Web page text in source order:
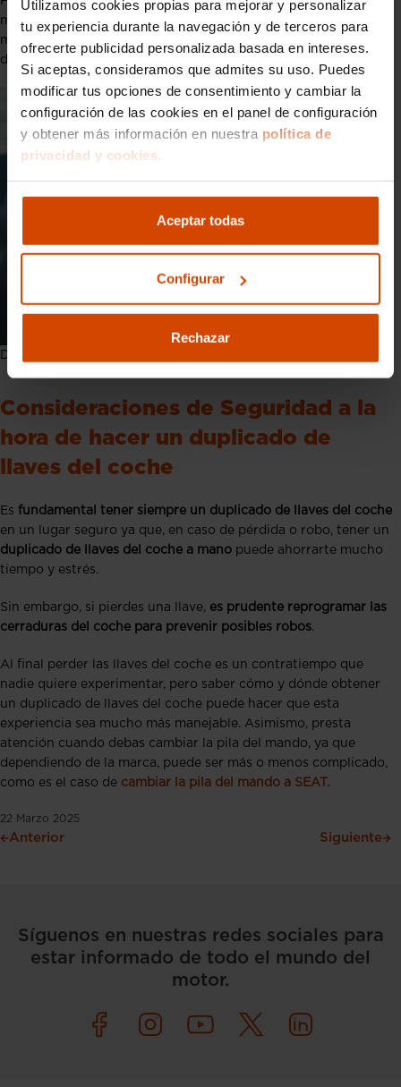
Utilizamos cookies propias para mejorar y personalizar
tu experiencia durante la navegación y de terceros para
ofrecerte publicidad personalizada basada en intereses.
Si aceptas, consideramos que admites su uso. Puedes
modificar tus opciones de consentimiento y cambiar la
configuración de las cookies en el panel de configuración
y obtener más información en nuestra política de
privacidad y cookies.
Aceptar todas
Configurar
Rechazar
método elegido, podrías tener que esperar desde unos pocos
minutos hasta varios días para obtener tu duplicado de llaves
del coche.
Duplicado de llaves del coche
Consideraciones de Seguridad a la
hora de hacer un duplicado de
llaves del coche
Es fundamental tener siempre un duplicado de llaves del coche
en un lugar seguro ya que, en caso de pérdida o robo, tener un
duplicado de llaves del coche a mano puede ahorrarte mucho
tiempo y estrés.
Sin embargo, si pierdes una llave, es prudente reprogramar las
cerraduras del coche para prevenir posibles robos.
Al final perder las llaves del coche es un contratiempo que
nadie quiere experimentar, pero saber cómo y dónde obtener
un duplicado de llaves del coche puede hacer que esta
experiencia sea mucho más manejable. Asimismo, presta
atención cuando debas cambiar la pila del mando, ya que
dependiendo de la marca, puede ser más o menos complicado,
como es el caso de cambiar la pila del mando a SEAT.
22 Marzo 2025
Anterior Siguiente
Síguenos en nuestras redes sociales para
estar informado de todo el mundo del
motor.